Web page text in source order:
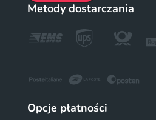
Metody dostarczania
Opcje płatności